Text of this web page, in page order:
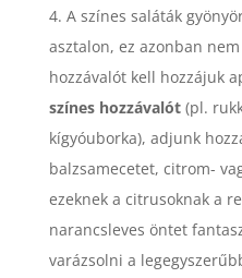
4. A színes saláták
asztalon, ez azonban
hozzávalót kell hozzájuk
színes hozzávalót(pl.
kígyóuborka), adjunk
balzsamecetet, citrom-
ezeknek a citrusoknak a
narancsleves öntet
varázsolni a